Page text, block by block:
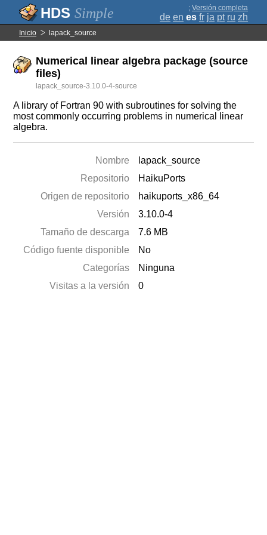
Simple ; Versión completa
de en es fr ja pt ru zh
Inicio lapack_source
Numerical linear algebra package (source
files)
lapack_source-3.10.0-4-source
A library of Fortran 90 with subroutines for solving the
most commonly occurring problems in numerical linear
algebra.
Nombre
lapack_source
Repositorio
HaikuPorts
Origen de repositorio
haikuports_x86_64
Versión
3.10.0-4
Tamaño de descarga
7.6 MB
Código fuente disponible
No
Categorías
Ninguna
Visitas a la versión
0